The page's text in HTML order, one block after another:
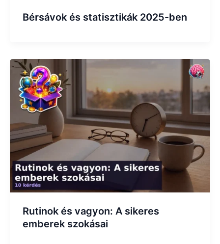
Bérsávok és statisztikák 2025-ben
Rutinok és vagyon: A sikeres
emberek szokásai